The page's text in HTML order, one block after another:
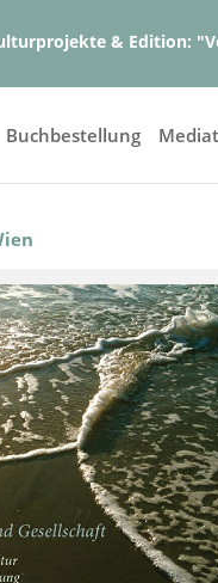
& Edition:
Buchbestellung